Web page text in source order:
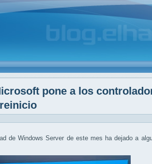
pone a los
de Windows Server de este mes ha dejado a